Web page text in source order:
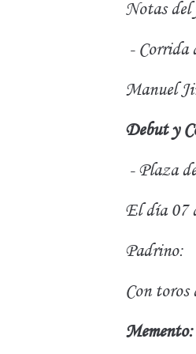
Notas
- Corrida
Manuel
Debut y
- Plaza
El día 07
Padrino:
Con toros
Memento: